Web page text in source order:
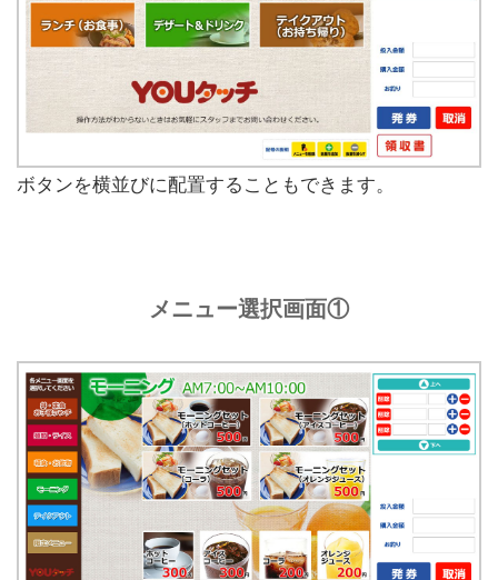
ボタンを横並びに配置することもできます。
メニュー選択画面①